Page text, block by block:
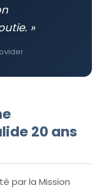
»
20 ans
par la Mission